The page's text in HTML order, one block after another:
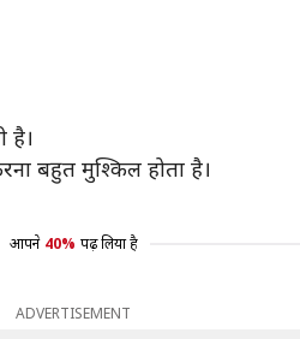
है।
बहुत मुश्किल होता है।
आपने 40% पढ़ लिया है
ADVERTISEMENT